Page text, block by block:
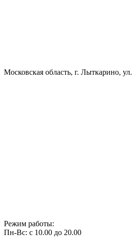
Московская область, г. Лыткарино, ул.
Режим работы:
Пн-Вс: с 10.00 до 20.00